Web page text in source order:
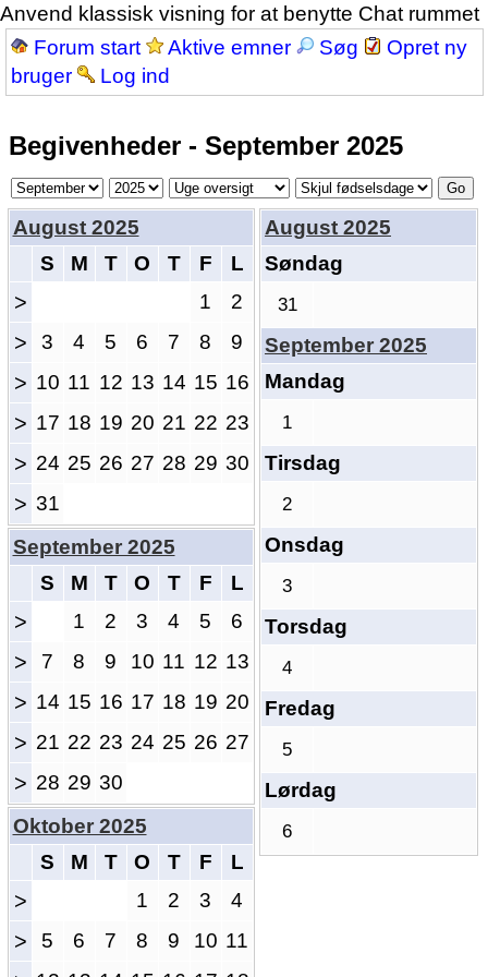
Anvend klassisk visning for at benytte Chat rummet
Forum start
Aktive emner Søg
Opret ny
bruger
Log ind
Begivenheder - September 2025
August 2025
S
M T O T F L
> 1 2
> 3 4 5 6 7 8 9
> 10 11 12 13 14 15 16
> 17 18 19 20 21 22 23
> 24 25 26 27 28 29 30
> 31
August 2025
Søndag
31
September 2025
Mandag
1
Tirsdag
2
Onsdag
3
Torsdag
4
Fredag
5
Lørdag
6
September 2025
S
M T O T F L
> 1 2 3 4 5 6
> 7 8 9 10 11 12 13
> 14 15 16 17 18 19 20
> 21 22 23 24 25 26 27
> 28 29 30
Oktober 2025
S
M T O T F L
> 1 2 3 4
> 5 6 7 8 9 10 11